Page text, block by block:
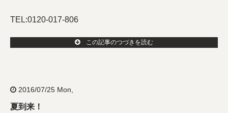
TEL:0120-017-806
この記事のつづきを読む
2016/07/25 Mon,
夏到来！